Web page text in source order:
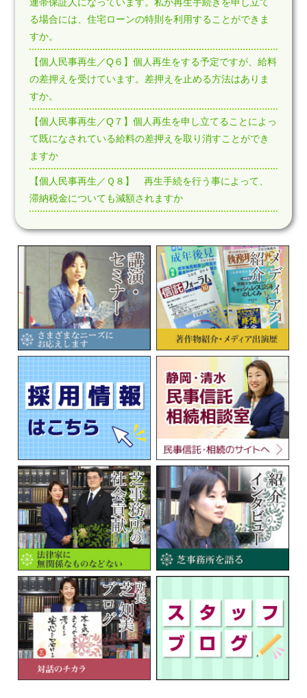
る場合には、住宅ローンの特則を利用することができま
すか。
【個人民事再生／Q６】個人再生をする予定ですが、給料
の差押えを受けています。差押えを止める方法はありま
すか。
【個人民事再生／Q７】個人再生を申し立てることによっ
て既になされている給料の差押えを取り消すことができ
ますか
【個人民事再生／Ｑ８】 再生手続を行う事によって、
滞納税金についても減額されますか